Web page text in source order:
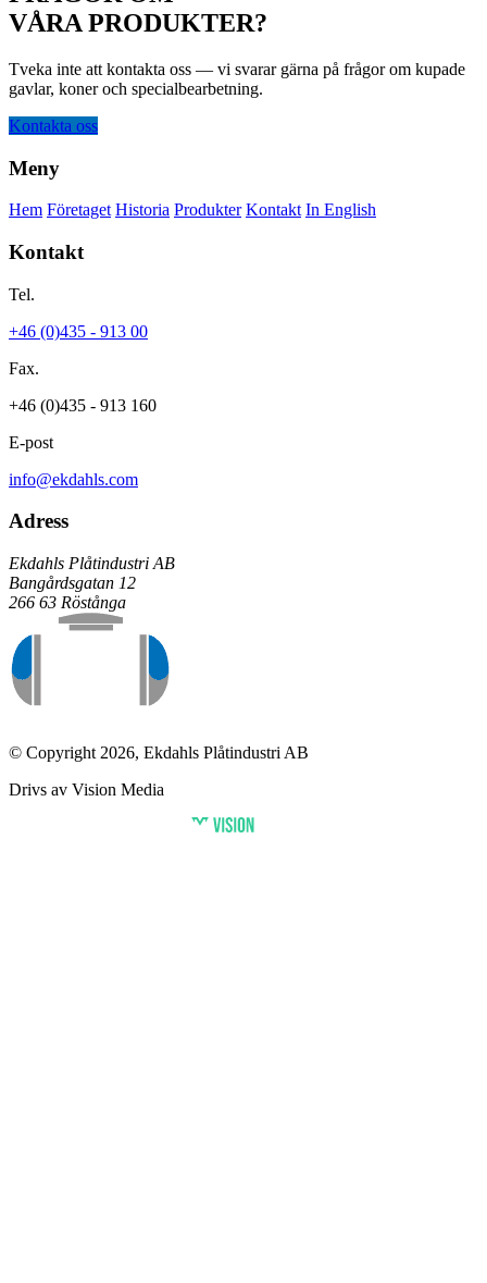
VÅRA PRODUKTER?
Tveka inte att kontakta oss — vi svarar gärna på frågor om kupade
gavlar, koner och specialbearbetning.
Kontakta oss
Meny
Hem Företaget Historia Produkter Kontakt In English
Kontakt
Tel.
+46 (0)435 - 913 00
Fax.
+46 (0)435 - 913 160
E-post
info@ekdahls.com
Adress
Ekdahls Plåtindustri AB
Bangårdsgatan 12
266 63 Röstånga
© Copyright 2026, Ekdahls Plåtindustri AB
Drivs av Vision Media